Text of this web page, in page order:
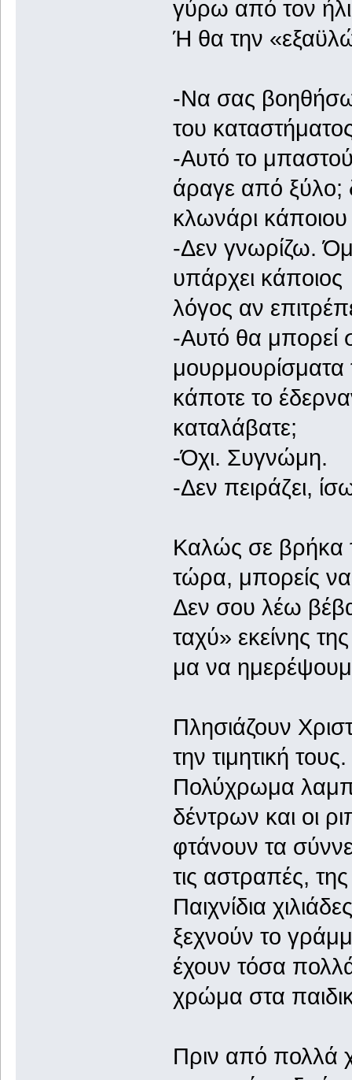
γύρω από τον
Ή θα την
-Να σας
του
-Αυτό το
άραγε από ξύλο;
κλωνάρι
-Δεν γνωρίζω.
υπάρχει κάποιος
λόγος αν
-Αυτό θα μπορεί
μουρμουρίσματα
κάποτε το
καταλάβατε;
-Όχι. Συγνώμη.
-Δεν πειράζει,
Καλώς σε βρήκα
τώρα, μπορείς
Δεν σου λέω
ταχύ» εκείνης
μα να
Πλησιάζουν
την τιμητική τους.
Πολύχρωμα
δέντρων και οι
φτάνουν τα
τις αστραπές,
Παιχνίδια
ξεχνούν το
έχουν τόσα
χρώμα στα
Πριν από πολλά